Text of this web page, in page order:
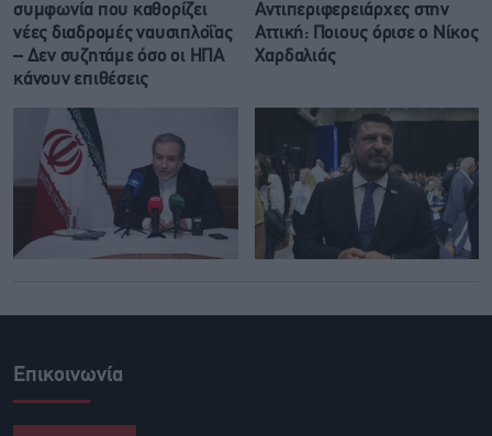
συμφωνία που καθορίζει
νέες διαδρομές ναυσιπλοΐας
– Δεν συζητάμε όσο οι ΗΠΑ
κάνουν επιθέσεις
Αντιπεριφερειάρχες στην
Αττική: Ποιους όρισε ο Νίκος
Χαρδαλιάς
Επικοινωνία